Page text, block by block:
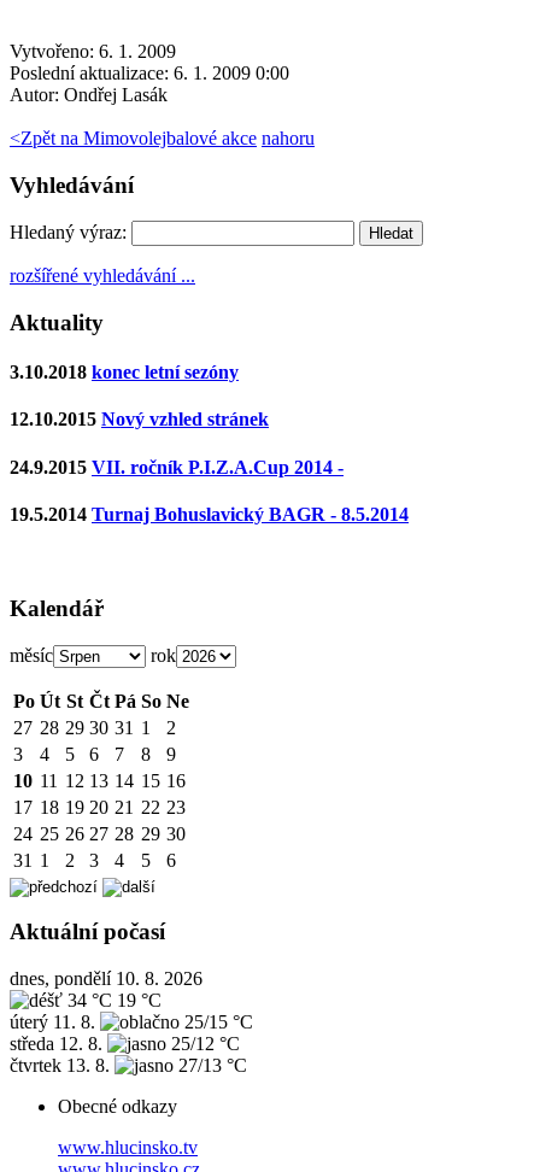
Vytvořeno: 6. 1. 2009
Poslední aktualizace: 6. 1. 2009 0:00
Autor: Ondřej Lasák
<Zpět na Mimovolejbalové akce nahoru
Vyhledávání
Hledaný výraz:
rozšířené vyhledávání ...
Aktuality
3.10.2018 konec letní sezóny
12.10.2015 Nový vzhled stránek
24.9.2015 VII. ročník P.I.Z.A.Cup 2014 -
19.5.2014 Turnaj Bohuslavický BAGR - 8.5.2014
Kalendář
měsíc rok
Po Út St Čt Pá So Ne
27 28 29 30 31 1
2
3
4 5 6 7 8
9
10 11 12 13 14 15 16
17 18 19 20 21 22 23
24 25 26 27 28 29 30
31 1 2 3 4 5 6
Aktuální počasí
dnes, pondělí 10. 8. 2026
34 °C 19 °C
úterý 11. 8.
25/15 °C
středa 12. 8.
25/12 °C
čtvrtek 13. 8.
27/13 °C
Obecné odkazy
www.hlucinsko.tv